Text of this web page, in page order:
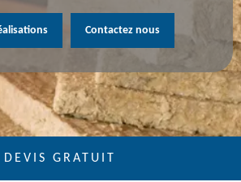
Contactez nous
GRATUIT